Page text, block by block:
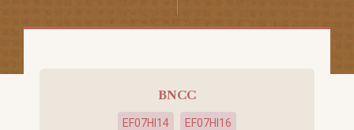
BNCC
EF07HI14 EF07HI16